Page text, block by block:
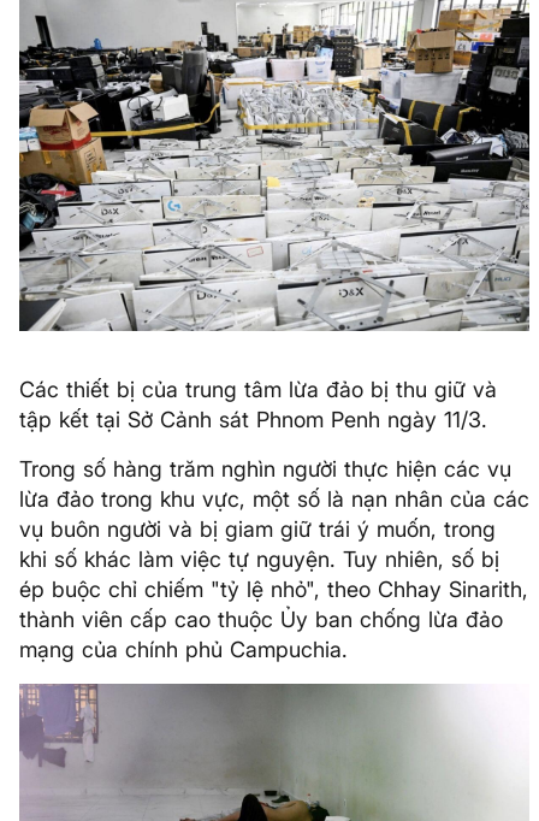
Các thiết bị của trung tâm lừa đảo bị thu giữ và
tập kết tại Sở Cảnh sát Phnom Penh ngày 11/3.
Trong số hàng trăm nghìn người thực hiện các vụ
lừa đảo trong khu vực, một số là nạn nhân của các
vụ buôn người và bị giam giữ trái ý muốn, trong
khi số khác làm việc tự nguyện. Tuy nhiên, số bị
ép buộc chỉ chiếm "tỷ lệ nhỏ", theo Chhay Sinarith,
thành viên cấp cao thuộc Ủy ban chống lừa đảo
mạng của chính phủ Campuchia.